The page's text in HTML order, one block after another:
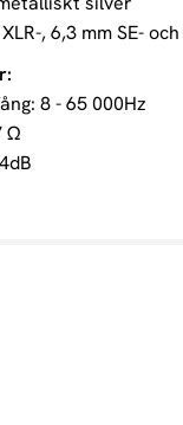
, 6,3 mm SE-
8 - 65 000Hz
Ω